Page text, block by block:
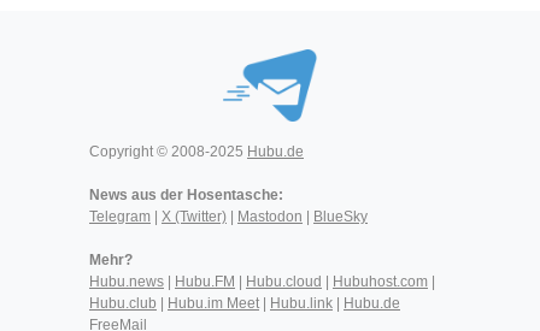
Copyright © 2008-2025 Hubu.de
News aus der Hosentasche:
Telegram
X (Twitter) Mastodon BlueSky
Mehr?
Hubu.news
Hubu.FM Hubu.cloud Hubuhost.com
Hubu.club
Hubu.im Meet| Hubu.link
Hubu.de
FreeMail